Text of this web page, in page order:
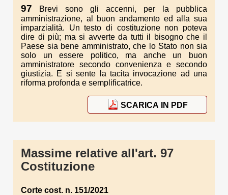
97 Brevi sono gli accenni, per la pubblica
amministrazione, al buon andamento ed alla sua
imparzialità. Un testo di costituzione non poteva
dire di più; ma si avverte da tutti il bisogno che il
Paese sia bene amministrato, che lo Stato non sia
solo un essere politico, ma anche un buon
amministratore secondo convenienza e secondo
giustizia. E si sente la tacita invocazione ad una
riforma profonda e semplificatrice.
SCARICA IN PDF
Massime relative all'art. 97
Costituzione
Corte cost. n. 151/2021